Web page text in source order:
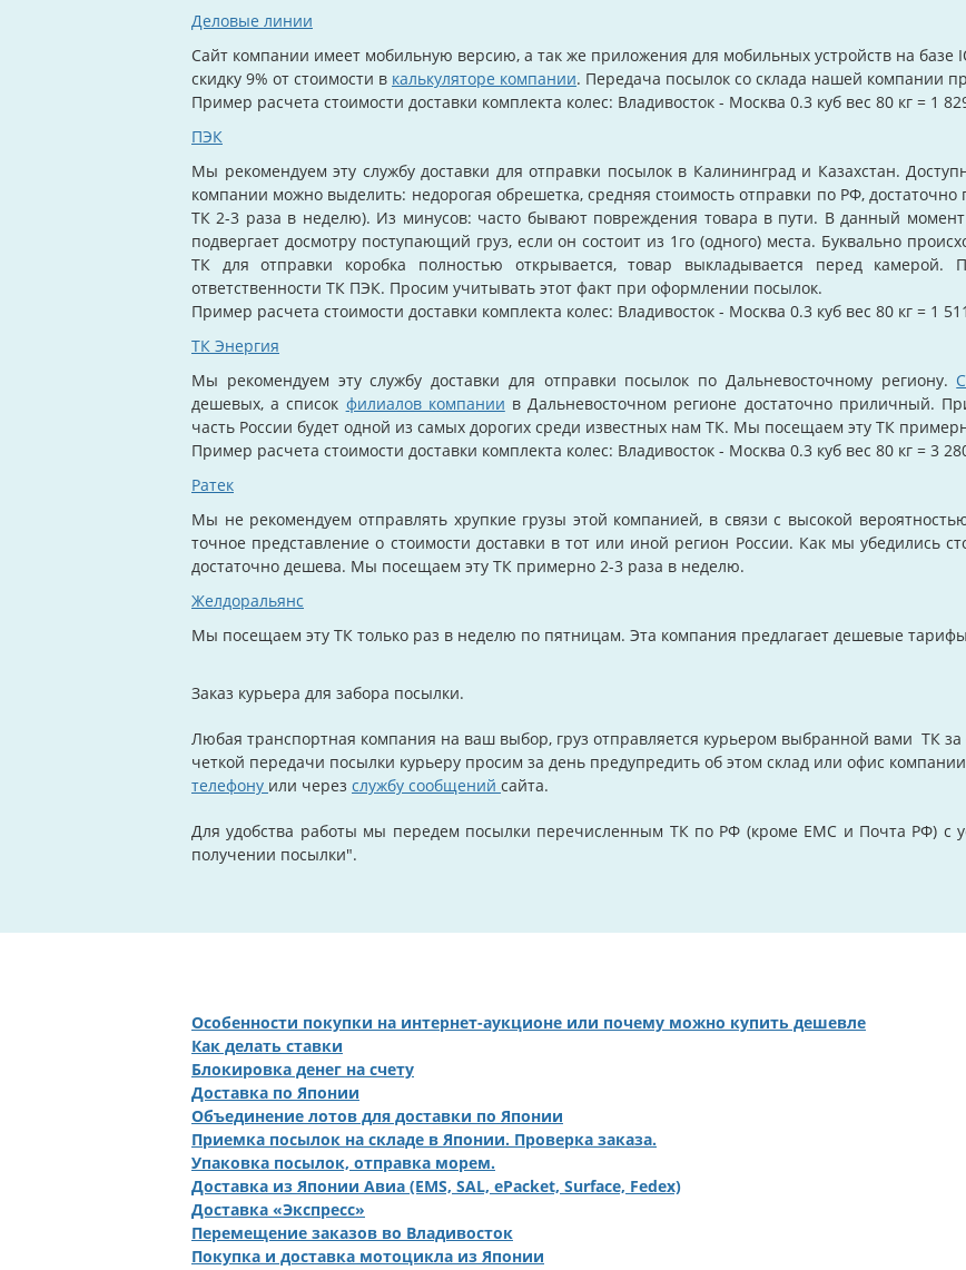
Деловые линии
Сайт компании имеет мобильную версию, а так же приложения для мобильных устройств на
скидку 9% от стоимости в калькуляторе компании. Передача посылок со склада нашей компании
Пример расчета стоимости доставки комплекта колес: Владивосток - Москва 0.3 куб вес 80 кг = 1
ПЭК
Мы рекомендуем эту службу доставки для отправки посылок в Калининград и Казахстан.
компании можно выделить: недорогая обрешетка, средняя стоимость отправки по РФ,
ТК 2-3 раза в неделю). Из минусов: часто бывают повреждения товара в пути. В данный
подвергает досмотру поступающий груз, если он состоит из 1го (одного) места. Буквально
ТК для отправки коробка полностью открывается, товар выкладывается перед камерой.
ответственности ТК ПЭК. Просим учитывать этот факт при оформлении посылок.
Пример расчета стоимости доставки комплекта колес: Владивосток - Москва 0.3 куб вес 80 кг = 1
ТК Энергия
Мы рекомендуем эту службу доставки для отправки посылок по Дальневосточному региону.
дешевых, а список филиалов компании в Дальневосточном регионе достаточно приличный.
часть России будет одной из самых дорогих среди известных нам ТК. Мы посещаем эту ТК
Пример расчета стоимости доставки комплекта колес: Владивосток - Москва 0.3 куб вес 80 кг = 3
Ратек
Мы не рекомендуем отправлять хрупкие грузы этой компанией, в связи с высокой
точное представление о стоимости доставки в тот или иной регион России. Как мы убедились
достаточно дешева. Мы посещаем эту ТК примерно 2-3 раза в неделю.
Желдоральянс
Мы посещаем эту ТК только раз в неделю по пятницам. Эта компания предлагает дешевые
Заказ курьера для забора посылки.
Любая транспортная компания на ваш выбор, груз отправляется курьером выбранной вами ТК за
четкой передачи посылки курьеру просим за день предупредить об этом склад или офис
телефону или через службу сообщений сайта.
Для удобства работы мы передем посылки перечисленным ТК по РФ (кроме ЕМС и Почта РФ) с
получении посылки".
Особенности покупки на интернет-аукционе или почему можно купить дешевле
Как делать ставки
Блокировка денег на счету
Доставка по Японии
Объединение лотов для доставки по Японии
Приемка посылок на складе в Японии. Проверка заказа.
Упаковка посылок, отправка морем.
Доставка из Японии Авиа (EMS, SAL, ePacket, Surface, Fedex)
Доставка «Экспресс»
Перемещение заказов во Владивосток
Покупка и доставка мотоцикла из Японии